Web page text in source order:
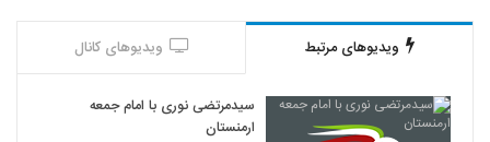
ویدیوهای مرتبط ویدیوهای کانال
سیدمرتضی نوری با امام جمعه
ارمنستان